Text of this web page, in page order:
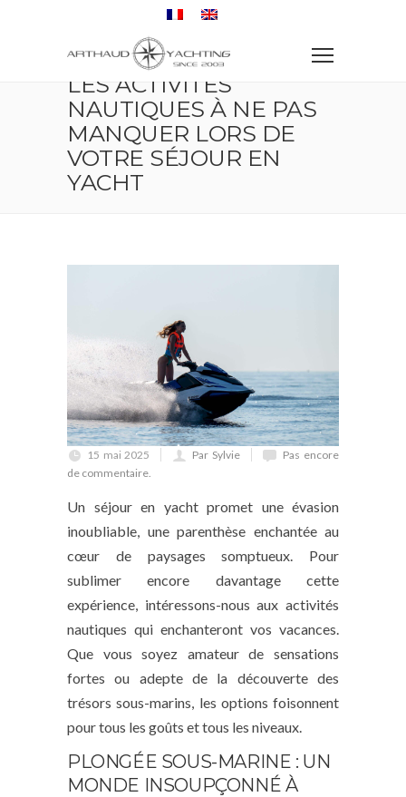
Les activités nautiques à ne pas manquer lors de votre
séjour en yacht
LES ACTIVITÉS
NAUTIQUES À NE PAS
MANQUER LORS DE
VOTRE SÉJOUR EN
YACHT
15 mai 2025 Par Sylvie
Pas encore
de commentaire.
Un séjour en yacht promet une évasion
inoubliable, une parenthèse enchantée au
cœur de paysages somptueux. Pour
sublimer encore davantage cette
expérience, intéressons-nous aux activités
nautiques qui enchanteront vos vacances.
Que vous soyez amateur de sensations
fortes ou adepte de la découverte des
trésors sous-marins, les options foisonnent
pour tous les goûts et tous les niveaux.
PLONGÉE SOUS-MARINE : UN
MONDE INSOUPÇONNÉ À